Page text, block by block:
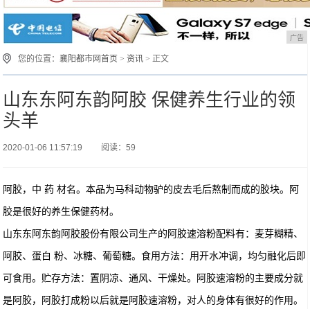
广告
您的位置：襄阳都市网首页 >资讯 > 正文
山东东阿东韵阿胶 保健养生行业的领
头羊
2020-01-06 11:57:19 阅读：59
阿胶，中 药 材名。本品为马科动物驴的皮去毛后熬制而成的胶块。阿
胶是很好的养生保健药材。
山东东阿东韵阿胶股份有限公司生产的阿胶速溶粉配料有：麦芽糊精、
阿胶、蛋白 粉、冰糖、葡萄糖。食用方法：用开水冲调，均匀融化后即
可食用。贮存方法：置阴凉、通风、干燥处。阿胶速溶粉的主要成分就
是阿胶，阿胶打成粉以后就是阿胶速溶粉，对人的身体有很好的作用。